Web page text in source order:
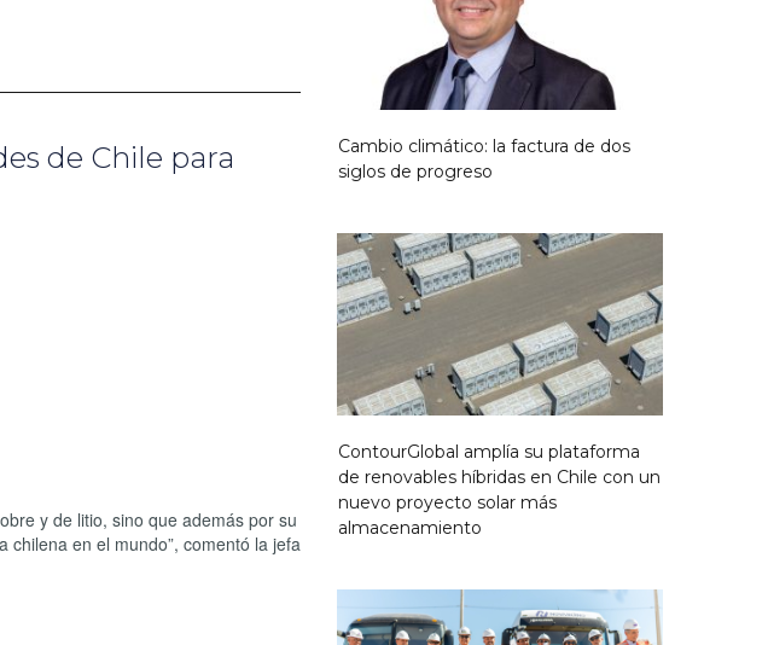
de Chile para
y de litio, sino que además por su
en el mundo”, comentó la jefa
Cambio climático: la factura de dos
siglos de progreso
ContourGlobal amplía su plataforma
de renovables híbridas en Chile con un
nuevo proyecto solar más
almacenamiento